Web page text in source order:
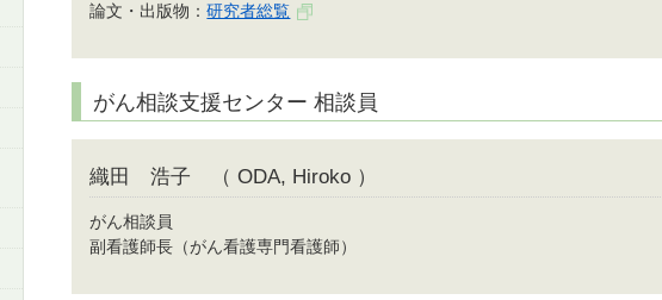
論文・出版物：研究者総覧
がん相談支援センター 相談員
織田 浩子 （ ODA, Hiroko ）
がん相談員
副看護師長（がん看護専門看護師）